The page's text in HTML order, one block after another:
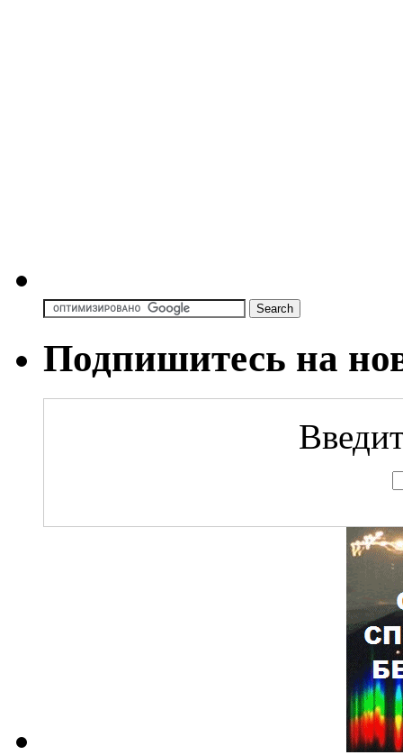
Подпишитесь на